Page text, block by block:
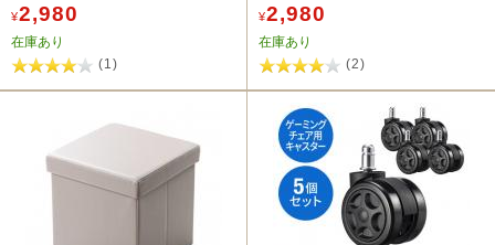
¥2,980
在庫あり
(1)
¥2,980
在庫あり
(2)